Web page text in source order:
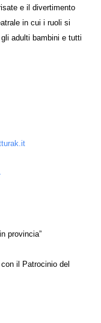
e il divertimento
in cui i ruoli si
adulti bambini e tutti
provincia”
il Patrocinio del